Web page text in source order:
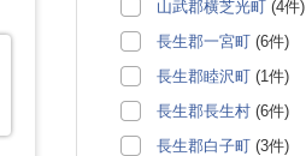
山武郡横芝光町 (4件)
長生郡一宮町 (6件)
長生郡睦沢町 (1件)
長生郡長生村 (6件)
長生郡白子町 (3件)